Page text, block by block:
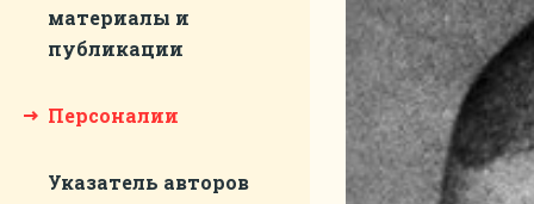
материалы и
публикации
Персоналии
Указатель авторов